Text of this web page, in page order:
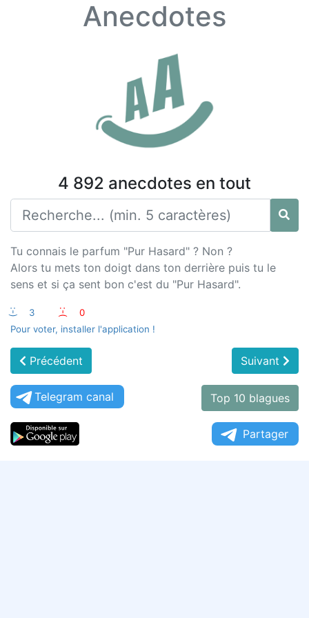
Anecdotes
4 892 anecdotes en tout
Tu connais le parfum "Pur Hasard" ? Non ?
Alors tu mets ton doigt dans ton derrière puis tu le
sens et si ça sent bon c'est du "Pur Hasard".
:-) 3 :-(
0
Pour voter, installer l'application !
Précédent Suivant
Telegram canal Top 10 blagues
Partager